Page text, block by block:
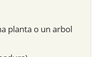
planta o un arbol